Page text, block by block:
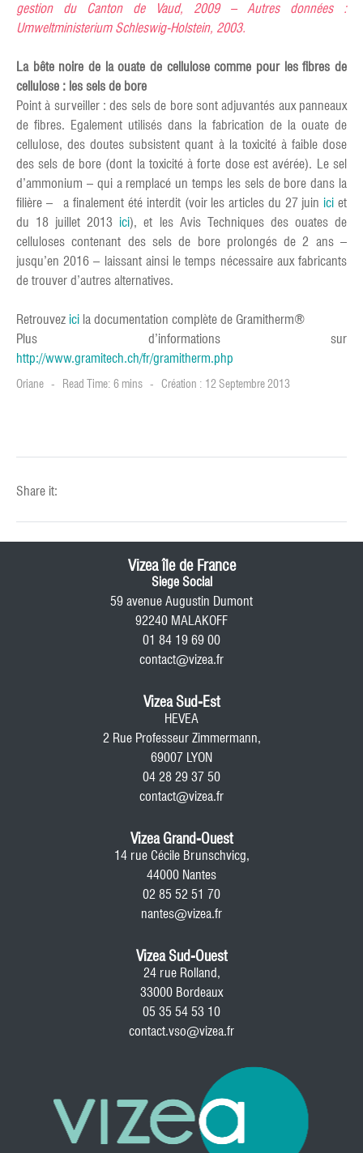
gestion du Canton de Vaud, 2009 – Autres données :
Umweltministerium Schleswig-Holstein, 2003.
La bête noire de la ouate de cellulose comme pour les fibres de
cellulose : les sels de bore
Point à surveiller : des sels de bore sont adjuvantés aux panneaux
de fibres. Egalement utilisés dans la fabrication de la ouate de
cellulose, des doutes subsistent quant à la toxicité à faible dose
des sels de bore (dont la toxicité à forte dose est avérée). Le sel
d’ammonium – qui a remplacé un temps les sels de bore dans la
filière – a finalement été interdit (voir les articles du 27 juin ici et
du 18 juillet 2013 ici), et les Avis Techniques des ouates de
celluloses contenant des sels de bore prolongés de 2 ans –
jusqu’en 2016 – laissant ainsi le temps nécessaire aux fabricants
de trouver d’autres alternatives.
Retrouvez ici la documentation complète de Gramitherm®
Plus d’informations sur
http://www.gramitech.ch/fr/gramitherm.php
Oriane Read Time: 6 mins Création : 12 Septembre 2013
Share it:
Vizea île de France
Siege Social
59 avenue Augustin Dumont
92240 MALAKOFF
01 84 19 69 00
contact@vizea.fr
Vizea Sud-Est
HEVEA
2 Rue Professeur Zimmermann,
69007 LYON
04 28 29 37 50
contact@vizea.fr
Vizea Grand-Ouest
14 rue Cécile Brunschvicg,
44000 Nantes
02 85 52 51 70
nantes@vizea.fr
Vizea Sud-Ouest
24 rue Rolland,
33000 Bordeaux
05 35 54 53 10
contact.vso@vizea.fr